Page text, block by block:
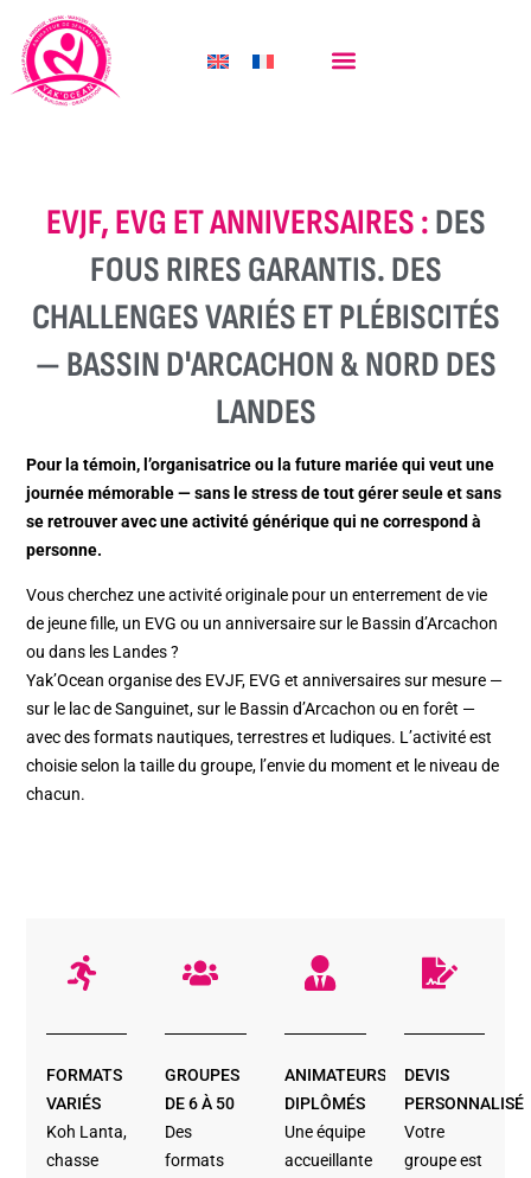
EVJF, EVG ET ANNIVERSAIRES :DES
FOUS RIRES GARANTIS. DES
CHALLENGES VARIÉS ET PLÉBISCITÉS
— BASSIN D'ARCACHON & NORD DES
LANDES
Pour la témoin, l’organisatrice ou la future mariée qui veut une
journée mémorable — sans le stress de tout gérer seule et sans
se retrouver avec une activité générique qui ne correspond à
personne.
Vous cherchez une activité originale pour un enterrement de vie
de jeune fille, un EVG ou un anniversaire sur le Bassin d’Arcachon
ou dans les Landes ?
Yak’Ocean organise des EVJF, EVG et anniversaires sur mesure —
sur le lac de Sanguinet, sur le Bassin d’Arcachon ou en forêt —
avec des formats nautiques, terrestres et ludiques. L’activité est
choisie selon la taille du groupe, l’envie du moment et le niveau de
chacun.
FORMATS
VARIÉS
Koh Lanta,
chasse
GROUPES
DE 6 À 50
Des
formats
ANIMATEURS
DIPLÔMÉS
Une équipe
accueillante
DEVIS
PERSONNALISÉ
Votre
groupe est